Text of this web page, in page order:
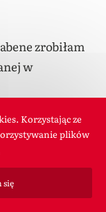
zrobiłam
w
Korzystając ze
plików
się